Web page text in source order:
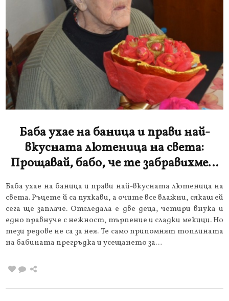
Баба ухае на баница и прави най-
вкусната лютеница на света:
Прощавай, бабо, че те забравихме…
Баба ухае на баница и прави най-вкусната лютеница на
света. Ръцете й са пухкави, а очите все влажни, сякаш ей
сега ще заплаче. Отгледала е две деца, четири внука и
едно правнуче с нежност, търпение и сладки мекици. Но
тези редове не са за нея. Те само припомнят топлината
на бабината прегръдка и усещането за…